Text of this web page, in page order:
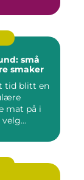
små
smaker
tid blitt en
mat på i